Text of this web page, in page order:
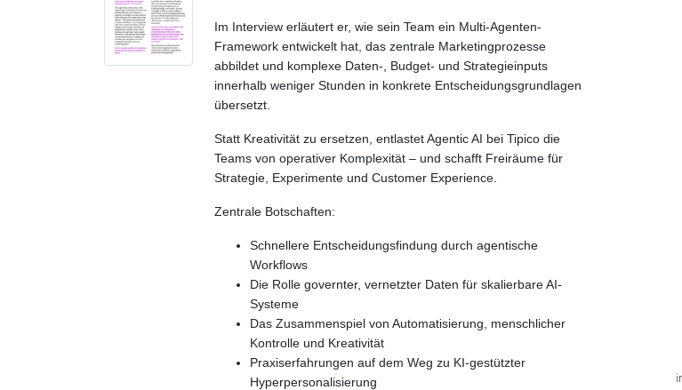
Im Interview erläutert er, wie sein Team ein Multi-Agenten-
Framework entwickelt hat, das zentrale Marketingprozesse
abbildet und komplexe Daten-, Budget- und Strategieinputs
innerhalb weniger Stunden in konkrete Entscheidungsgrundlagen
übersetzt.
Statt Kreativität zu ersetzen, entlastet Agentic AI bei Tipico die
Teams von operativer Komplexität – und schafft Freiräume für
Strategie, Experimente und Customer Experience.
Zentrale Botschaften:
Schnellere Entscheidungsfindung durch agentische
Workflows
Die Rolle governter, vernetzter Daten für skalierbare AI-
Systeme
Das Zusammenspiel von Automatisierung, menschlicher
Kontrolle und Kreativität
Praxiserfahrungen auf dem Weg zu KI-gestützter
Hyperpersonalisierung